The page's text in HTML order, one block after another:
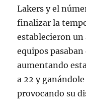
Lakers y el
finalizar la
establecieron un
equipos pasaban
aumentando
a 22 y
provocando su